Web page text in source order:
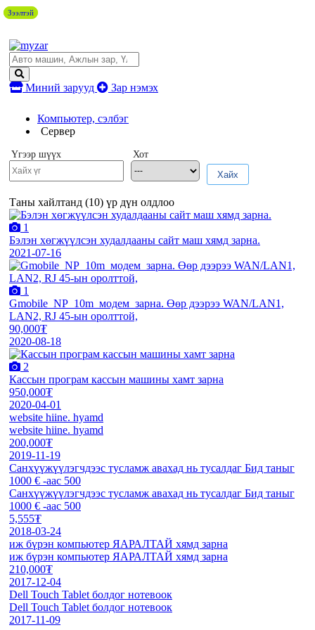
Миний зарууд Зар нэмэх
Компьютер, сэлбэг
Сервер
Үгээр шүүх
Хот
Хайх
Таны хайлтанд (10) үр дүн олдлоо
1
Бэлэн хөгжүүлсэн худалдааны сайт маш хямд зарна.
2021-07-16
1
Gmobile_NP_10m_модем_зарна. Өөр дээрээ WAN/LAN1,
LAN2, RJ 45-ын оролттой,
90,000₮
2020-08-18
2
Кассын програм кассын машины хамт зарна
950,000₮
2020-04-01
website hiine. hyamd
website hiine. hyamd
200,000₮
2019-11-19
Санхүүжүүлэгчдээс тусламж авахад нь тусалдаг Бид таныг
1000 € -аас 500
Санхүүжүүлэгчдээс тусламж авахад нь тусалдаг Бид таныг
1000 € -аас 500
5,555₮
2018-03-24
иж бүрэн компьютер ЯАРАЛТАЙ хямд зарна
иж бүрэн компьютер ЯАРАЛТАЙ хямд зарна
210,000₮
2017-12-04
Dell Touch Tablet болдог нотевоок
Dell Touch Tablet болдог нотевоок
2017-11-09
Зээлтэй
Зээлтэй